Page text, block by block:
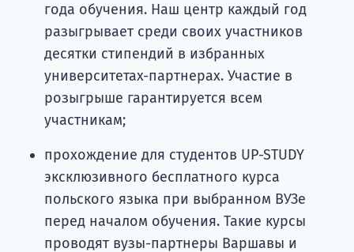
года обучения. Наш центр каждый год
разыгрывает среди своих участников
десятки стипендий в избранных
университетах-партнерах. Участие в
розыгрыше гарантируется всем
участникам;
прохождение для студентов UP-STUDY
эксклюзивного бесплатного курса
польского языка при выбранном ВУЗе
перед началом обучения. Такие курсы
проводят вузы-партнеры Варшавы и